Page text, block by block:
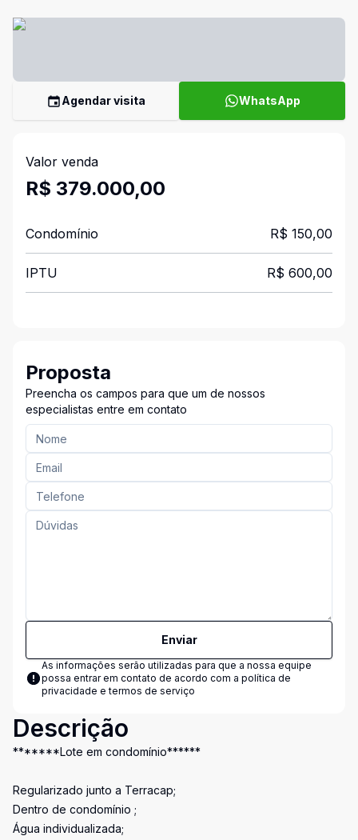
Agendar visita WhatsApp
Valor venda
R$ 379.000,00
Condomínio R$ 150,00
IPTU R$ 600,00
Proposta
Preencha os campos para que um de nossos
especialistas entre em contato
Enviar
As informações serão utilizadas para que a nossa equipe
possa entrar em contato de acordo com a política de
privacidade e termos de serviço
Descrição
*******Lote em condomínio******
Regularizado junto a Terracap;
Dentro de condomínio ;
Água individualizada;